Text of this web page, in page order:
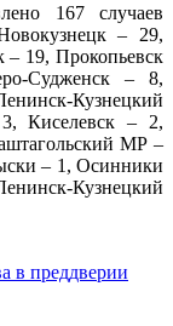
167 случаев
– 29,
– 19, Прокопьевск
Судженск – 8,
Кузнецкий
Киселевск – 2,
МР –
– 1, Осинники
Кузнецкий